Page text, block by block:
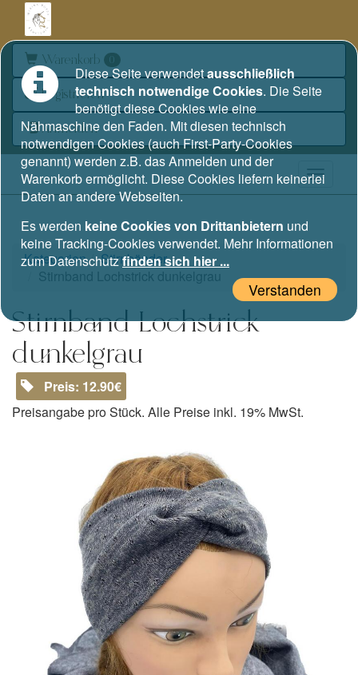
Warenkorb 0
Registrieren
Anmelden
Kategorien
Stirnbänder
Stirnband Lochstrick dunkelgrau
Stirnband Lochstrick
dunkelgrau
Preis: 12.90€
Preisangabe pro Stück. Alle Preise inkl. 19% MwSt.
Diese Seite verwendetausschließlich
technisch notwendige Cookies. Die Seite
benötigt diese Cookies wie eine
Nähmaschine den Faden. Mit diesen technisch
notwendigen Cookies (auch First-Party-Cookies
genannt) werden z.B. das Anmelden und der
Warenkorb ermöglicht. Diese Cookies liefern keinerlei
Daten an andere Webseiten.
Es werden keine Cookies von Drittanbietern und
keine Tracking-Cookies verwendet. Mehr Informationen
zum Datenschutzfinden sich hier ...
Verstanden